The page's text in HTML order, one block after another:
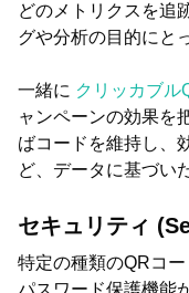
どのメトリクスを追
グや分析の目的にと
一緒に クリッカブル
ャンペーンの効果を
ばコードを維持し、
ど、データに基づい
セキュリティ
特定の種類のQRコ
パスワード保護機能